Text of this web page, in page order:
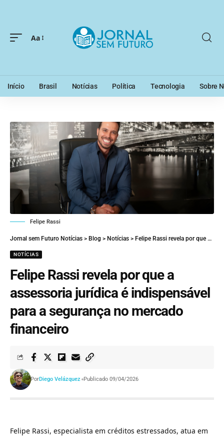
Aa
Início Brasil Notícias Política Tecnologia Sobre
Felipe Rassi
Jornal sem Futuro Notícias > Blog > Notícias > Felipe Rassi revela por que a assessoria jurídica é indispensável para a segurança no mercado financeiro
NOTÍCIAS
Felipe Rassi revela por que a
assessoria jurídica é indispensável
para a segurança no mercado
financeiro
PorDiego Velázquez Publicado 09/04/2026
Felipe Rassi, especialista em créditos estressados, atua em